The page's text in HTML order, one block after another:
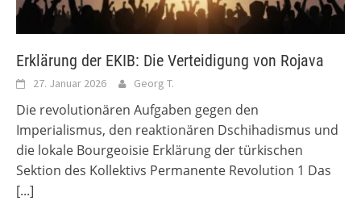
Erklärung der EKIB: Die Verteidigung von Rojava
27. Januar 2026 Georg T.
Die revolutionären Aufgaben gegen den
Imperialismus, den reaktionären Dschihadismus und
die lokale Bourgeoisie Erklärung der türkischen
Sektion des Kollektivs Permanente Revolution 1 Das
[...]